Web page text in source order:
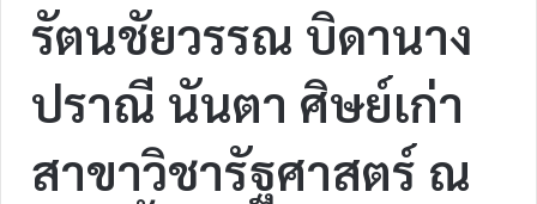
รัตนชัยวรรณ บิดานาง
ปราณี นันตา ศิษย์เก่า
สาขาวิชารัฐศาสตร์ ณ